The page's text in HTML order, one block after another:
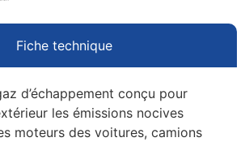
Fiche technique
d’échappement conçu pour
les émissions nocives
moteurs des voitures, camions